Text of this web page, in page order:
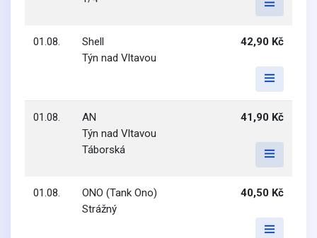
01.08.
Shell
Týn nad Vltavou
42,90 Kč
01.08.
AN
Týn nad Vltavou
Táborská
41,90 Kč
01.08.
ONO (Tank Ono)
Strážný
40,50 Kč